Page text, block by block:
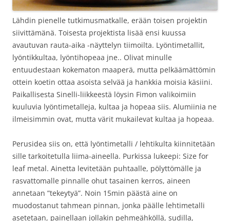
Lähdin pienelle tutkimusmatkalle, erään toisen projektin
siivittämänä. Toisesta projektista lisää ensi kuussa
avautuvan rauta-aika -näyttelyn tiimoilta. Lyöntimetallit,
lyöntikkultaa, lyöntihopeaa jne.. Olivat minulle
entuudestaan kokematon maaperä, mutta pelkäämättömin
ottein koetin ottaa asoista selvää ja hankkia moisia käsiini.
Paikallisesta Sinelli-liikkeestä löysin Fimon valikoimiin
kuuluvia lyöntimetalleja, kultaa ja hopeaa siis. Alumiinia ne
ilmeisimmin ovat, mutta värit mukailevat kultaa ja hopeaa.
Perusidea siis on, että lyöntimetalli / lehtikulta kiinnitetään
sille tarkoitetulla liima-aineella. Purkissa lukeepi: Size for
leaf metal. Ainetta levitetään puhtaalle, pölyttömälle ja
rasvattomalle pinnalle ohut tasainen kerros, aineen
annetaan ”tekeytyä”. Noin 15min päästä aine on
muodostanut tahmean pinnan, jonka päälle lehtimetalli
asetetaan, painellaan jollakin pehmeähköllä, sudilla,